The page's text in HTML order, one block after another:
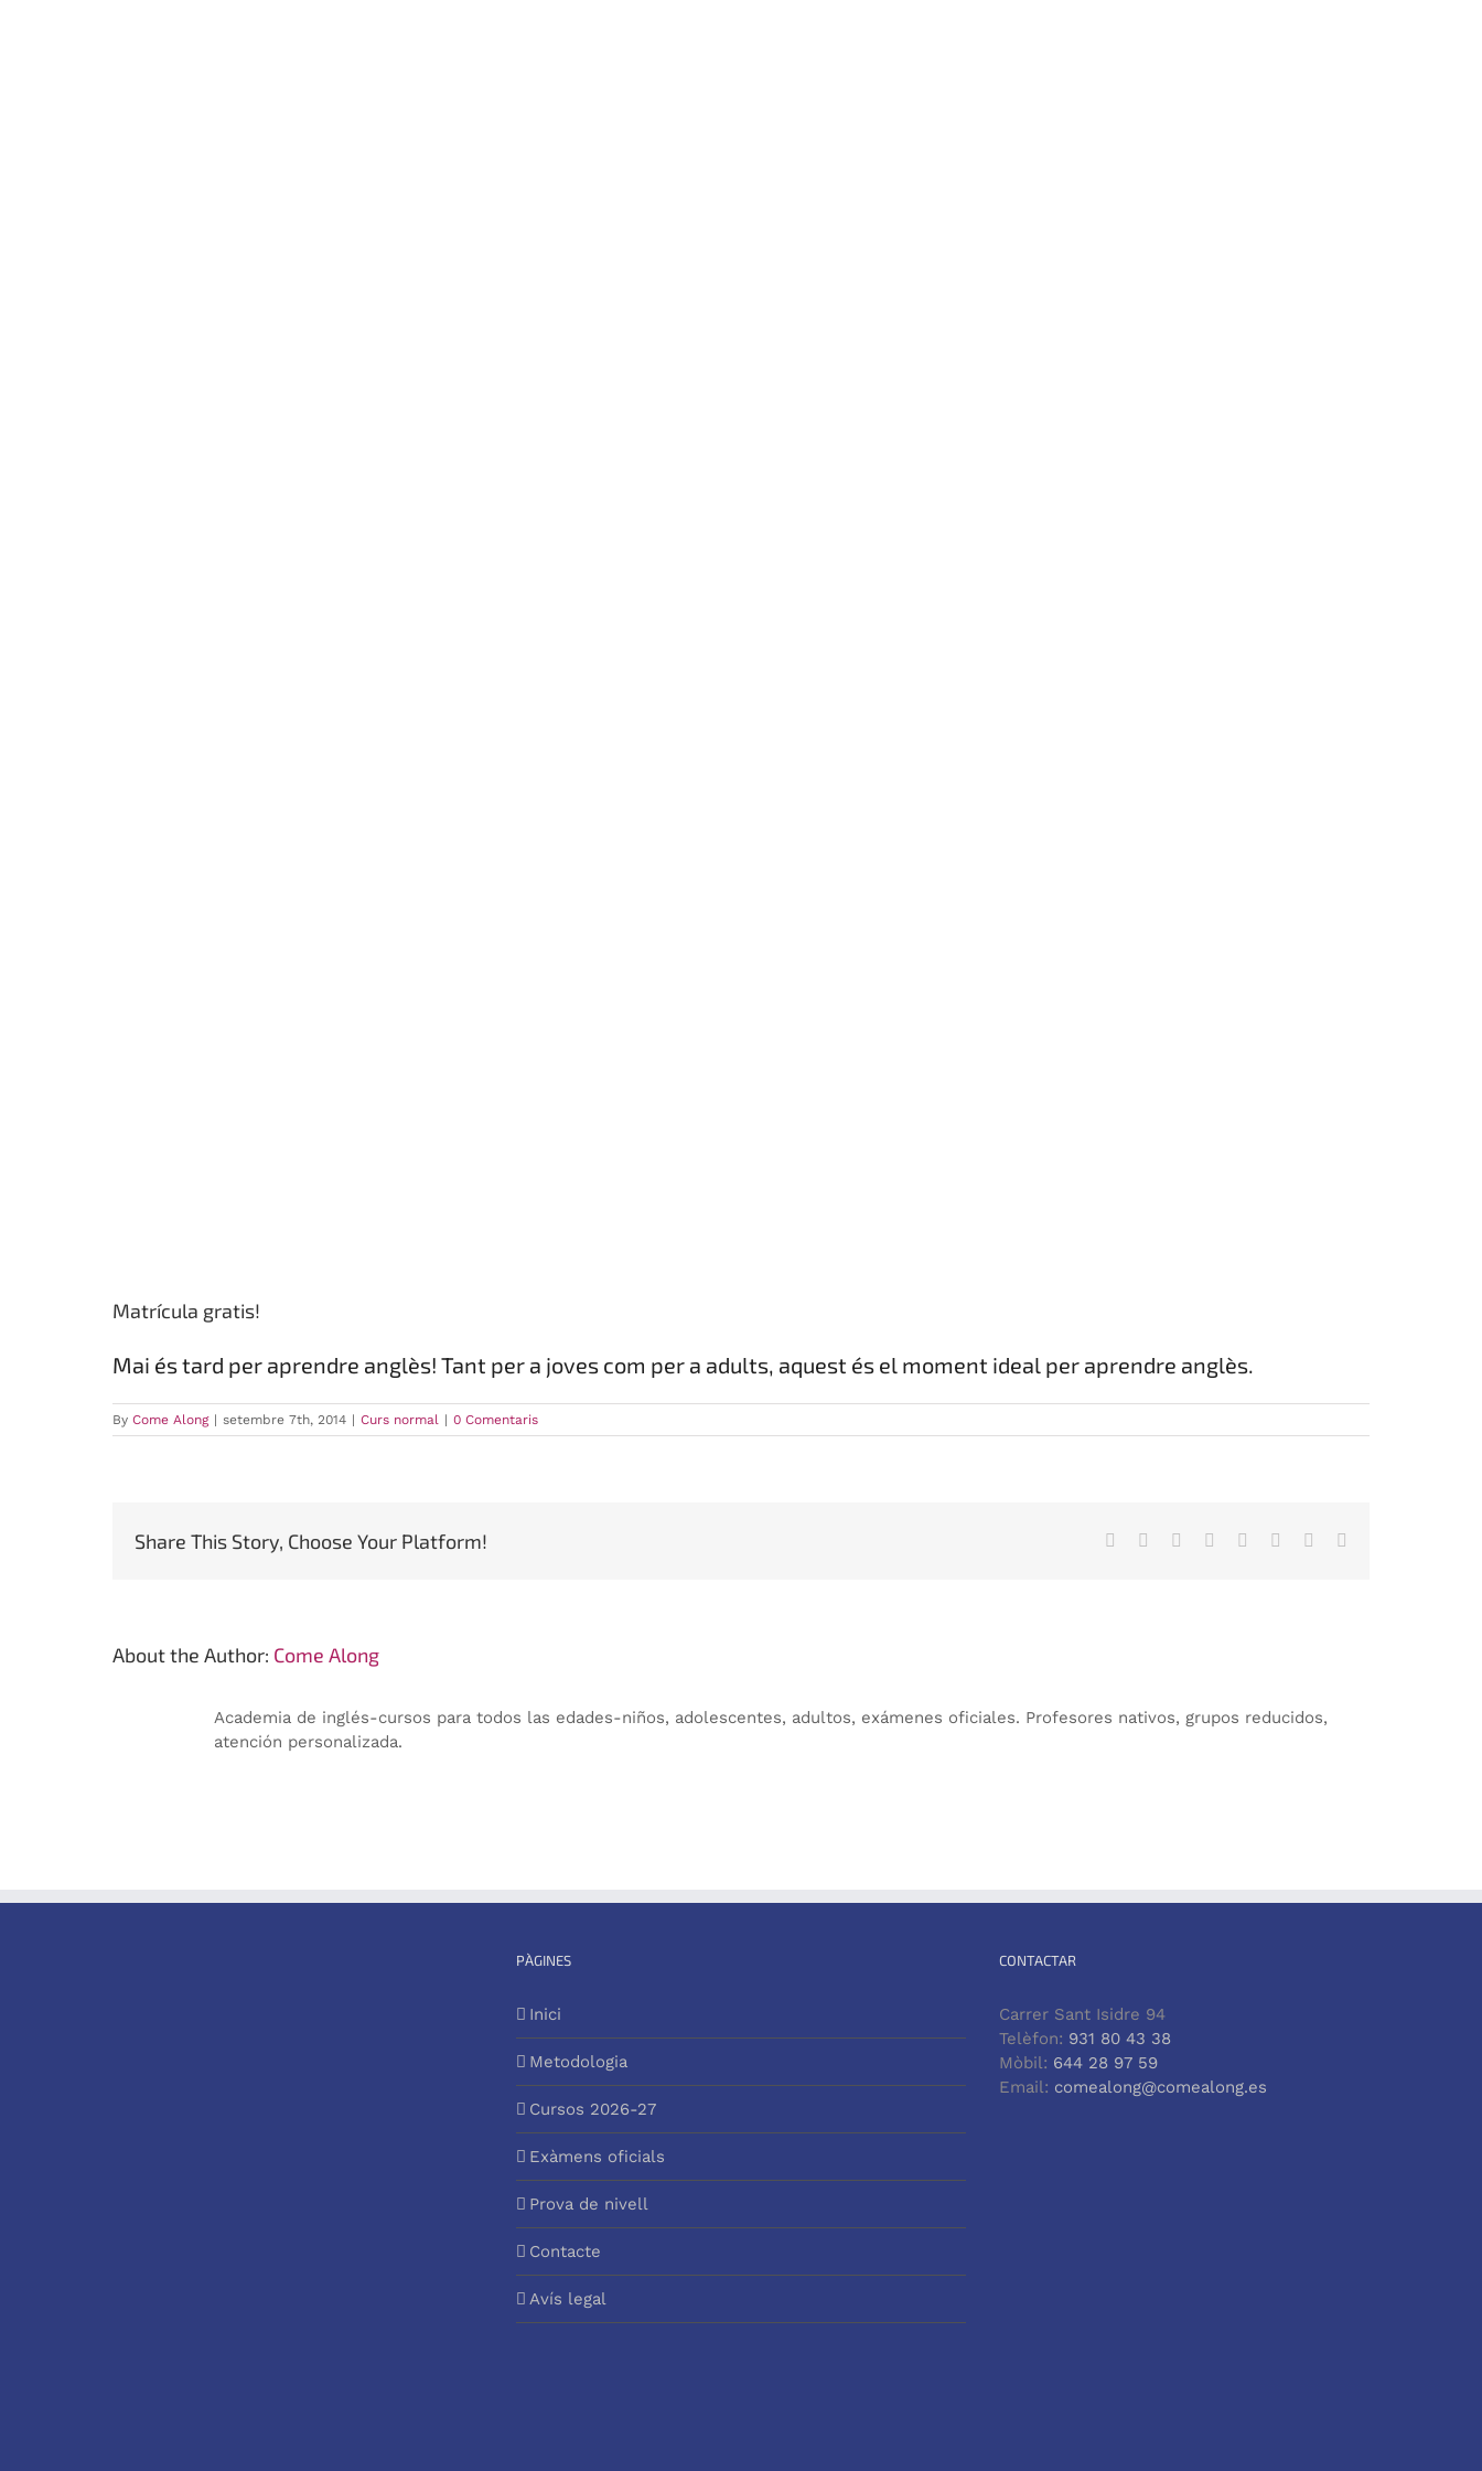
Matrícula gratis!
Mai és tard per aprendre anglès! Tant per a joves com per a adults, aquest és el moment ideal per aprendre anglès.
By Come Along | setembre 7th, 2014 | Curs normal | 0 Comentaris
Share This Story, Choose Your Platform! Facebook Reddit LinkedIn
TumblrPinterest
About the Author: Come Along
Academia de inglés-cursos para todos las edades-niños, adolescentes, adultos, exámenes oficiales. Profesores nativos, grupos reducidos,
atención personalizada.
PÀGINES
Inici
Metodologia
Cursos 2026-27
Exàmens oficials
Prova de nivell
Contacte
Avís legal
CONTACTAR
Carrer Sant Isidre 94
Telèfon: 931 80 43 38
Mòbil: 644 28 97 59
Email: comealong@comealong.es